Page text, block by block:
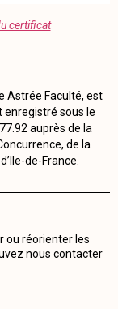
certificat
Astrée Faculté, est
sous le
auprès de la
de la
de-France.
ou réorienter les
nous contacter